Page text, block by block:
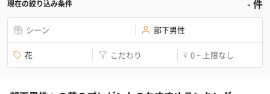
現在の絞り込み条件 -件
シーン 部下男性
花 こだわり ¥ 0 ~ 上限なし